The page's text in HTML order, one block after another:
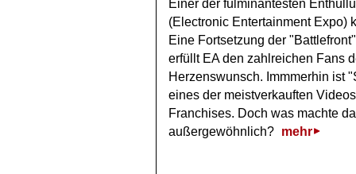
(Electronic Entertainment Expo)
Eine Fortsetzung der
erfüllt EA den zahlreichen Fans
Herzenswunsch. Immmerhin ist
eines der meistverkauften
Franchises. Doch was machte
außergewöhnlich? mehr